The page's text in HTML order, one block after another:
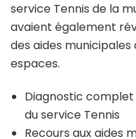
service Tennis de la
avaient également
des aides
espaces.
Diagnostic complet
du service Tennis
Recours aux aides